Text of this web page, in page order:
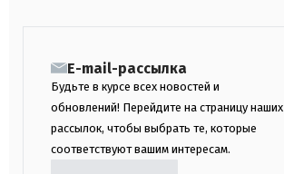
E-mail-рассылка
Будьте в курсе всех новостей и
обновлений! Перейдите на страницу наших
рассылок, чтобы выбрать те, которые
соответствуют вашим интересам.